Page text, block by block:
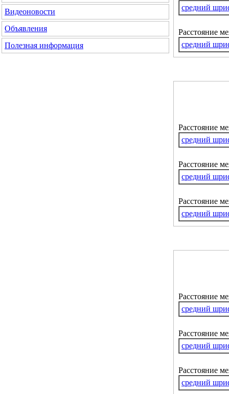
Видеоновости
Объявления
Полезная информация
средний
Расстояние
средний
Расстояние
средний
Расстояние
средний
Расстояние
средний
Расстояние
средний
Расстояние
средний
Расстояние
средний